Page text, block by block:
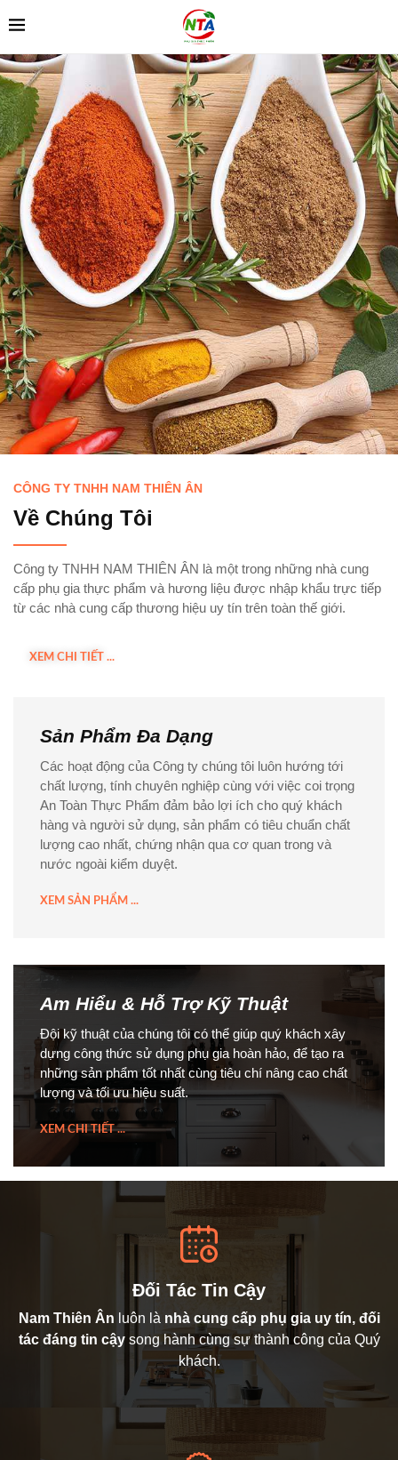
CÔNG TY TNHH NAM THIÊN ÂN
Về Chúng Tôi
Công ty TNHH NAM THIÊN ÂN là một trong những nhà cung
cấp phụ gia thực phẩm và hương liệu được nhập khẩu trực tiếp
từ các nhà cung cấp thương hiệu uy tín trên toàn thế giới.
XEM CHI TIẾT ...
Sản Phẩm Đa Dạng
Các hoạt động của Công ty chúng tôi luôn hướng tới
chất lượng, tính chuyên nghiệp cùng với việc coi trọng
An Toàn Thực Phẩm đảm bảo lợi ích cho quý khách
hàng và người sử dụng, sản phẩm có tiêu chuẩn chất
lượng cao nhất, chứng nhận qua cơ quan trong và
nước ngoài kiểm duyệt.
XEM SẢN PHẨM ...
Am Hiểu & Hỗ Trợ Kỹ Thuật
Đội kỹ thuật của chúng tôi có thể giúp quý khách xây
dựng công thức sử dụng phụ gia hoàn hảo, để tạo ra
những sản phẩm tốt nhất cùng tiêu chí nâng cao chất
lượng và tối ưu hiệu suất.
XEM CHI TIẾT ...
Đối Tác Tin Cậy
Nam Thiên Ân luôn là nhà cung cấp phụ gia uy tín, đối
tác đáng tin cậysong hành cùng sự thành công của Quý
khách.